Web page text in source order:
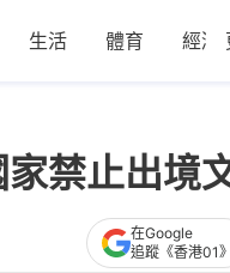
生活 體育 經濟
禁止出境
在Google
追蹤《香港01》